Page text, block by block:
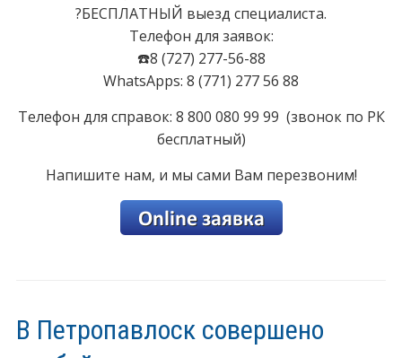
?БЕСПЛАТНЫЙ выезд специалиста.
Телефон для заявок:
☎️8 (727) 277-56-88
WhatsApps: 8 (771) 277 56 88
Телефон для справок: 8 800 080 99 99 (звонок по РК
бесплатный)
Напишите нам, и мы сами Вам перезвоним!
В Петропавлоск совершено